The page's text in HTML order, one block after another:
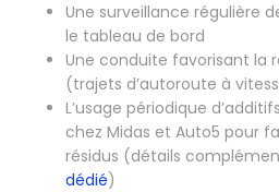
Une surveillance régulière
le tableau de bord
Une conduite favorisant la
(trajets d’autoroute à
L’usage périodique
chez Midas et Auto5 pour
résidus (détails
dédié)